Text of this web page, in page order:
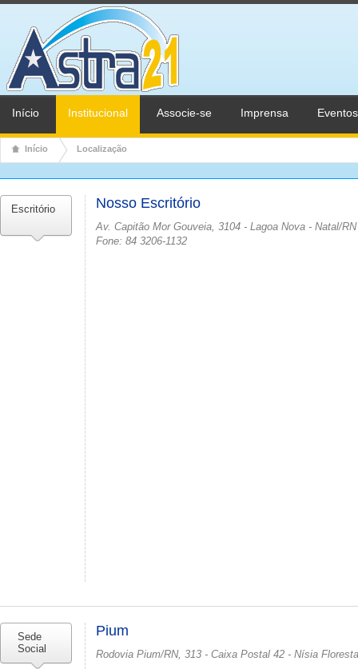
Início Institucional Associe-se Imprensa Eventos
Início Localização
Escritório Nosso Escritório
Av. Capitão Mor Gouveia, 3104 - Lagoa Nova - Natal/
Fone: 84 3206-1132
Sede
Social
Pium
Rodovia Pium/RN, 313 - Caixa Postal 42 - Nísia